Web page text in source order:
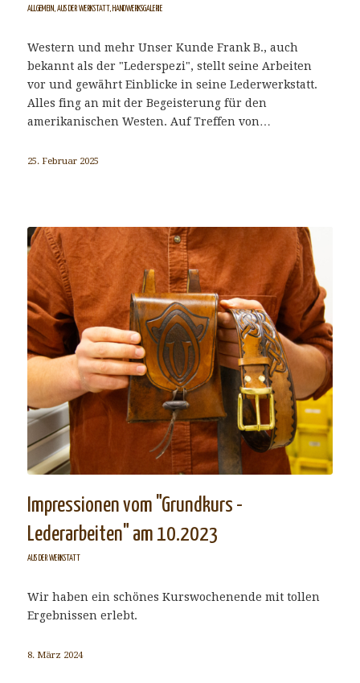
ALLGEMEIN , AUS DER WERKSTATT , HANDWERKSGALERIE
Western und mehr Unser Kunde Frank B., auch
bekannt als der "Lederspezi", stellt seine Arbeiten
vor und gewährt Einblicke in seine Lederwerkstatt.
Alles fing an mit der Begeisterung für den
amerikanischen Westen. Auf Treffen von…
25. Februar 2025
Impressionen vom "Grundkurs -
Lederarbeiten" am 10.2023
AUS DER WERKSTATT
Wir haben ein schönes Kurswochenende mit tollen
Ergebnissen erlebt.
8. März 2024